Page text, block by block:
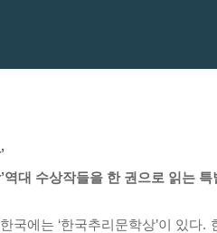
역대 수상작들을 한 권으로 읽는 특
국에는 ‘한국추리문학상’이 있